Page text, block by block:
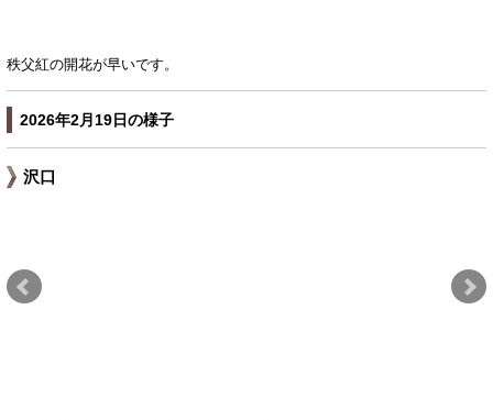
秩父紅の開花が早いです。
2026年2月19日の様子
沢口